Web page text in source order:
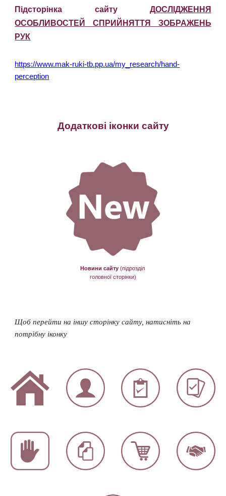
Підсторінка сайту ДОСЛІДЖЕННЯ
ОСОБЛИВОСТЕЙ СПРИЙНЯТТЯ ЗОБРАЖЕНЬ
РУК
https://www.mak-ruki-tb.pp.ua/my_research/hand-
perception
Додаткові іконки сайту
Новини сайту(підрозділ
головної сторінки)
Щоб перейти на іншу сторінку сайту, натисніть на
потрібну іконку